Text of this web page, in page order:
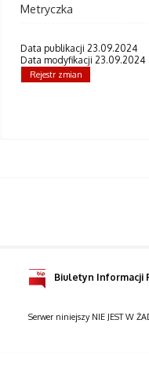
Metryczka
Data publikacji 23.09.2024
Data modyfikacji 23.09.2024
Rejestr zmian
Biuletyn Informacji
Serwer niniejszy NIE JEST W